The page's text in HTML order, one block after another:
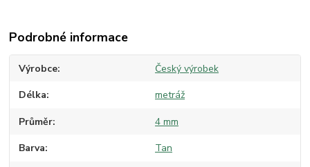
Podrobné informace
Výrobce Český výrobek
Délka metráž
Průměr 4 mm
Barva Tan